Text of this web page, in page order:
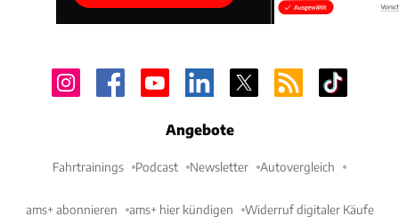
Angebote
Fahrtrainings Podcast Newsletter Autovergleich
ams+ abonnieren ams+ hier kündigen Widerruf digitaler Käufe